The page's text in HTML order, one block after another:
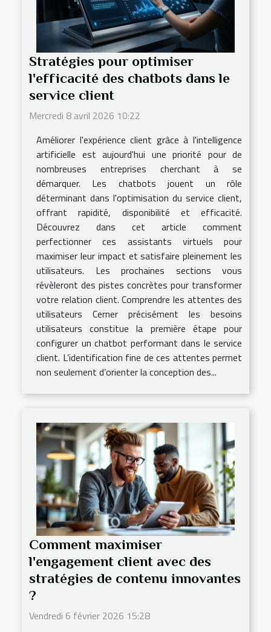
Stratégies pour optimiser
l'efficacité des chatbots dans le
service client
Mercredi 8 avril 2026 10:22
Améliorer l'expérience client grâce à l'intelligence
artificielle est aujourd'hui une priorité pour de
nombreuses entreprises cherchant à se
démarquer. Les chatbots jouent un rôle
déterminant dans l'optimisation du service client,
offrant rapidité, disponibilité et efficacité.
Découvrez dans cet article comment
perfectionner ces assistants virtuels pour
maximiser leur impact et satisfaire pleinement les
utilisateurs. Les prochaines sections vous
révèleront des pistes concrètes pour transformer
votre relation client. Comprendre les attentes des
utilisateurs Cerner précisément les besoins
utilisateurs constitue la première étape pour
configurer un chatbot performant dans le service
client. L’identification fine de ces attentes permet
non seulement d’orienter la conception des...
Comment maximiser
l'engagement client avec des
stratégies de contenu innovantes
?
Vendredi 6 février 2026 15:28